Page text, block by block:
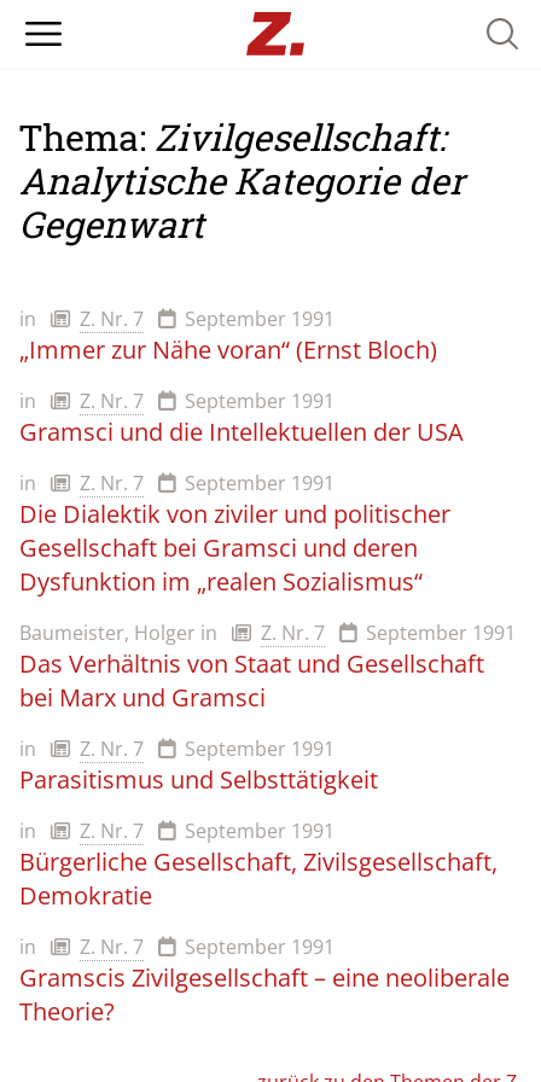
Thema: Zivilgesellschaft:
Analytische Kategorie der
Gegenwart
in Z. Nr. 7 September 1991
„Immer zur Nähe voran“ (Ernst Bloch)
in Z. Nr. 7 September 1991
Gramsci und die Intellektuellen der USA
in Z. Nr. 7 September 1991
Die Dialektik von ziviler und politischer
Gesellschaft bei Gramsci und deren
Dysfunktion im „realen Sozialismus“
Baumeister, Holger in Z. Nr. 7 September 1991
Das Verhältnis von Staat und Gesellschaft
bei Marx und Gramsci
in Z. Nr. 7 September 1991
Parasitismus und Selbsttätigkeit
in Z. Nr. 7 September 1991
Bürgerliche Gesellschaft, Zivilsgesellschaft,
Demokratie
in Z. Nr. 7 September 1991
Gramscis Zivilgesellschaft – eine neoliberale
Theorie?